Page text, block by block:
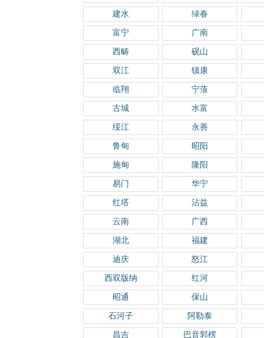
建水 绿春
富宁 广南
西畴 砚山
双江 镇康
临翔 宁蒗
古城 水富
绥江 永善
鲁甸 昭阳
施甸 隆阳
易门 华宁
红塔 沾益
云南 广西
湖北 福建
迪庆 怒江
西双版纳 红河
昭通 保山
石河子 阿勒泰
昌吉 巴音郭楞